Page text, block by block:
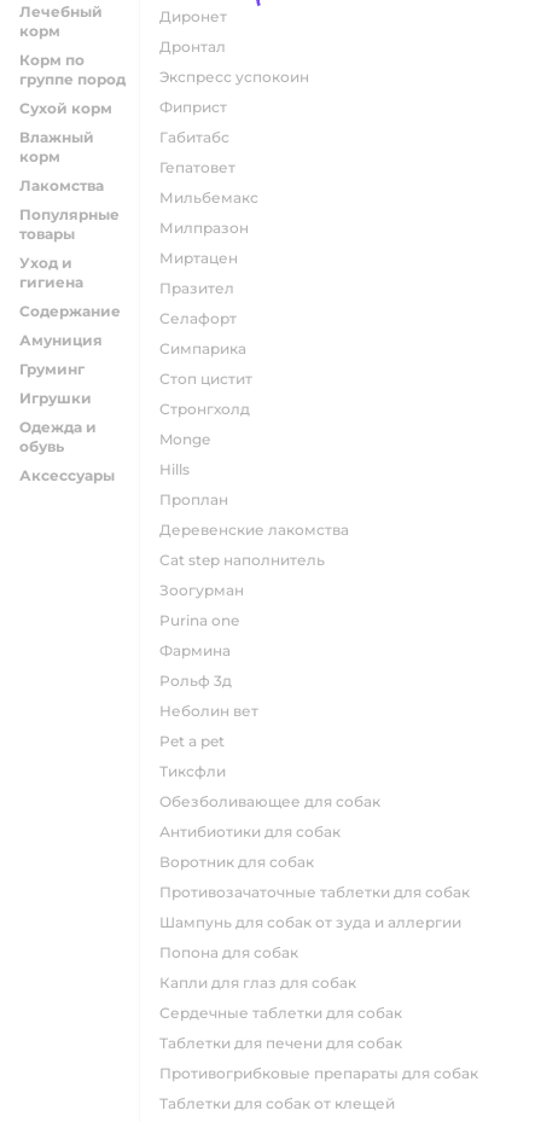
Лечебный
корм
Корм по
группе пород
Сухой корм
Влажный
корм
Лакомства
Популярные
товары
Уход и
гигиена
Содержание
Амуниция
Груминг
Игрушки
Одежда и
обувь
Аксессуары
диронет
дронтал
экспресс успокоин
фиприст
габитабс
гепатовет
мильбемакс
милпразон
миртацен
празител
селафорт
симпарика
стоп цистит
стронгхолд
monge
hills
проплан
деревенские лакомства
cat step наполнитель
зоогурман
purina one
фармина
рольф 3д
неболин вет
pet a pet
тиксфли
обезболивающее для собак
антибиотики для собак
воротник для собак
противозачаточные таблетки для собак
шампунь для собак от зуда и аллергии
попона для собак
капли для глаз для собак
сердечные таблетки для собак
таблетки для печени для собак
противогрибковые препараты для собак
таблетки для собак от клещей